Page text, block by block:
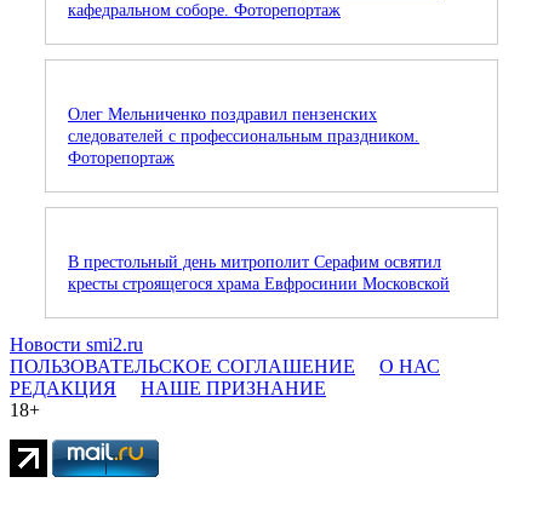
кафедральном соборе. Фоторепортаж
Олег Мельниченко поздравил пензенских
следователей с профессиональным праздником.
Фоторепортаж
В престольный день митрополит Серафим освятил
кресты строящегося храма Евфросинии Московской
Новости smi2.ru
ПОЛЬЗОВАТЕЛЬСКОЕ СОГЛАШЕНИЕ
О НАС
РЕДАКЦИЯ
НАШЕ ПРИЗНАНИЕ
18+